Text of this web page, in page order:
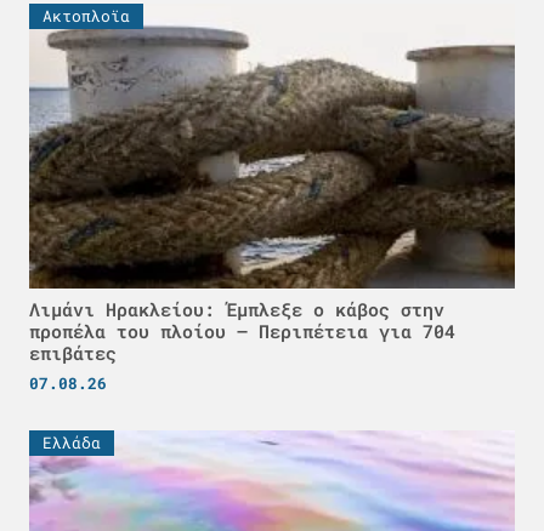
Ακτοπλοϊα
Λιμάνι Ηρακλείου: Έμπλεξε ο κάβος στην
προπέλα του πλοίου – Περιπέτεια για 704
επιβάτες
07.08.26
Ελλάδα